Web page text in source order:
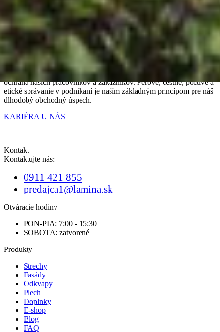
Detail
ZOBRAZIŤ VIAC
LAMINA PREŠOV,výrobno-obchodná spoločnosť založená
v roku 1989.
V princípe podnikania je našou najvyššou prioritou bezpečnosť a
ochrana našich pracovníkov a zákazníkov. Férové, čestné, poctivé a
etické správanie v podnikaní je naším základným princípom pre náš
dlhodobý obchodný úspech.
KARIÉRA U NÁS
Kontakt
Kontaktujte nás:
0911 421 855
predajca1@lamina.sk
Otváracie hodiny
PON-PIA: 7:00 - 15:30
SOBOTA: zatvorené
Produkty
Strechy
Fasády
Odkvapy
Plech
Doplnky
E-shop
Blog
FAQ